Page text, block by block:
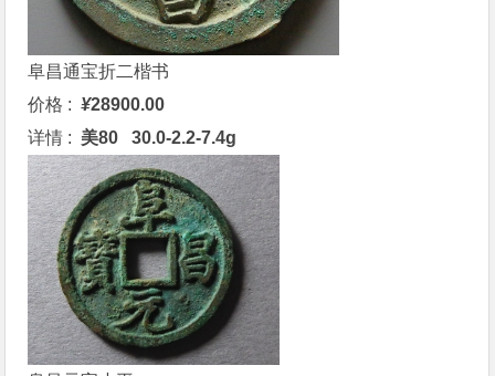
阜昌通宝折二楷书
价格 :¥28900.00
详情 : 美80 30.0-2.2-7.4g